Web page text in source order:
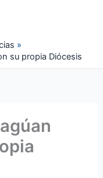
su propia Diócesis